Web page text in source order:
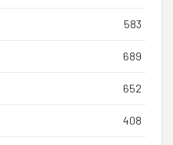
583
689
652
408